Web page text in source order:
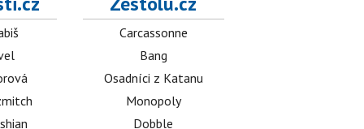
Carcassonne
Bang
Osadníci z Katanu
Monopoly
Dobble